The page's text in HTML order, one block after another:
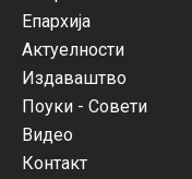
Епархија
Актуелности
Издаваштво
Поуки - Совети
Видео
Контакт